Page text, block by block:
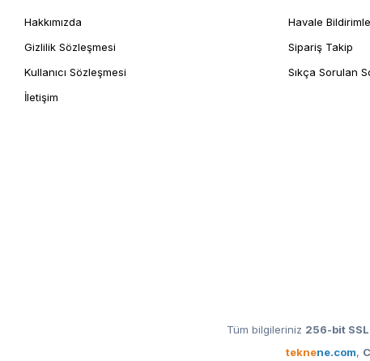
Hakkımızda
Gizlilik Sözleşmesi
Kullanıcı Sözleşmesi
İletişim
Havale
Sipariş Takip
Sıkça Sorulan
Tüm bilgileriniz 256-bit
teknene.com,